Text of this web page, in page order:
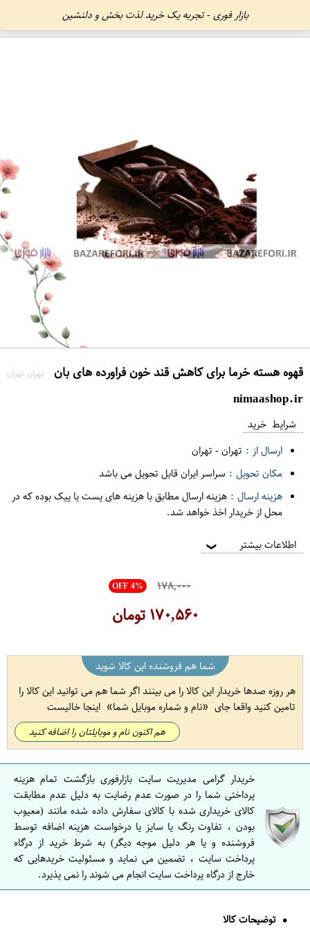
بازار فوری - تجربه یک خرید لذت بخش و دلنشین
قهوه هسته خرما برای کاهش قند خون فراورده های بان تهران تهران
nimaashop.ir
شرایط خرید
ارسال از : تهران- تهران
مکان تحویل : سراسر ایران قابل تحویل می باشد
هزینه ارسال : هزینه ارسال مطابق با هزینه های پست یا پیک بوده که در
محل از خریدار اخذ خواهد شد.
اطلاعات بیشتر ❯
OFF 4% ۱۷۸,۰۰۰
۱۷۰,۵۶۰تومان
شما هم فروشنده این کالا شوید
هر روزه صدها خریدار این کالا را می بینند اگر شما هم می توانید این کالا را
تامین کنید واقعا جای
نام و شماره موبایل شما اینجا خالیست
هم اکنون نام و موبایلتان را اضافه کنید
خریدار گرامی مدیریت سایت بازارفوری بازگشت تمام هزینه
پرداختی شما را در صورت عدم رضایت به دلیل عدم مطابقت
کالای خریداری شده با کالای سفارش داده شده مانند (معیوب
بودن ، تفاوت رنگ یا سایز یا درخواست هزینه اضافه توسط
فروشنده و یا هر دلیل موجه دیگر) به شرط خرید از درگاه
پرداخت سایت ، تضمین می نماید و مسئولیت خریدهایی که
خارج از درگاه پرداخت سایت انجام می شوند را نمی پذیرد.
توضیحات کالا